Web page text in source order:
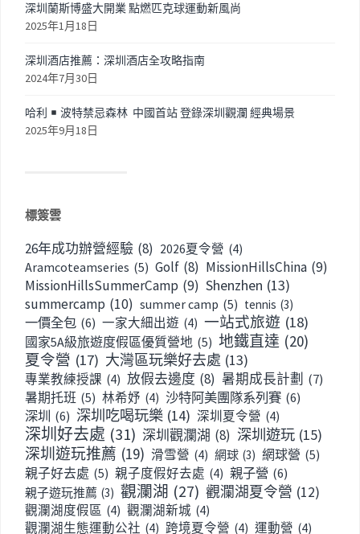
深圳蘭斯博盛大開業 點燃匹克球運動新風尚
2025年1月18日
深圳酒店推薦：深圳酒店全攻略指南
2024年7月30日
哈利
波特禁忌森林 中國首站 登錄深圳觀瀾 經典場景
2025年9月18日
標簽雲
26年成功辦營經驗 (8) 2026夏令營 (4)
Aramcoteamseries (5) Golf (8) MissionHillsChina (9)
MissionHillsSummerCamp (9) Shenzhen (13)
summercamp (10) summer camp (5) tennis (3)
一價全包 (6) 一家大細出遊 (4) 一站式旅遊 (18)
國家5A級旅遊度假區優質營地 (5) 地鐵直達 (20)
夏令營 (17) 大灣區玩樂好去處 (13)
專業教練授課 (4) 放假去邊度 (8) 暑期成長計劃 (7)
暑期托班 (5) 林希妤 (4) 沙特阿美團隊系列賽 (6)
深圳 (6) 深圳吃喝玩樂 (14) 深圳夏令營 (4)
深圳好去處 (31) 深圳觀瀾湖 (8) 深圳遊玩 (15)
深圳遊玩推薦 (19) 滑雪營 (4) 網球 (3) 網球營 (5)
親子好去處 (5) 親子度假好去處 (4) 親子營 (6)
親子遊玩推薦 (3) 觀瀾湖 (27) 觀瀾湖夏令營 (12)
觀瀾湖度假區 (4) 觀瀾湖新城 (4)
觀瀾湖生態運動公社 (4) 跨境夏令營 (4) 運動營 (4)